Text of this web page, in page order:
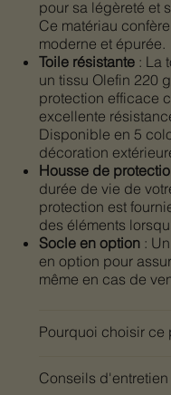
pour sa légèreté et
Ce matériau
moderne et épurée.​
Toile résistante: La
un tissu Olefin 220
protection efficace
excellente
Disponible en 5
décoration
Housse de
durée de vie de
protection est
des éléments
Socle en option: Un
en option pour
même en cas de
Pourquoi choisir ce
Conseils d'entretien